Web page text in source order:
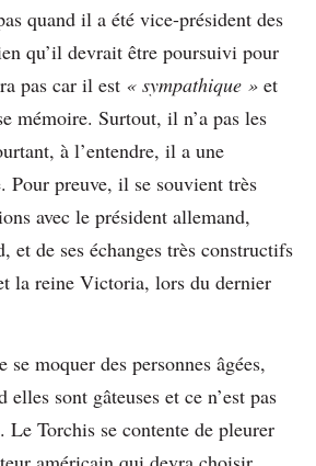
quand il a été vice-président des
qu’il devrait être poursuivi pour
pas car il est « sympathique » et
mémoire. Surtout, il n’a pas les
à l’entendre, il a une
Pour preuve, il se souvient très
avec le président allemand,
et de ses échanges très constructifs
la reine Victoria, lors du dernier
se moquer des personnes âgées,
elles sont gâteuses et ce n’est pas
Le Torchis se contente de pleurer